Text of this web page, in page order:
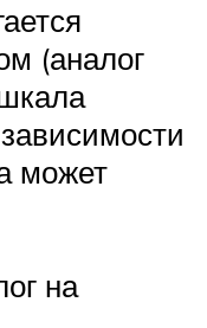
(аналог
может
на